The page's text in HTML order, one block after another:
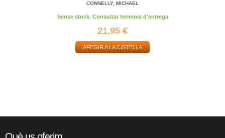
CONNELLY, MICHAEL
Sense stock. Consultar terminis d'entrega
21,95 €
AFEGIR A LA CISTELLA